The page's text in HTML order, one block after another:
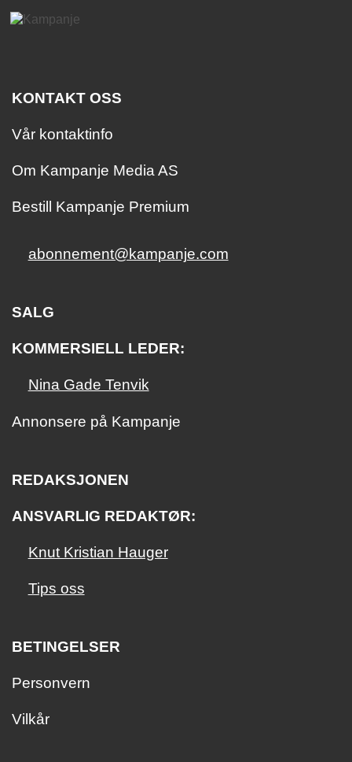
KONTAKT OSS
Vår kontaktinfo
Om Kampanje Media AS
Bestill Kampanje Premium
abonnement@kampanje.com
SALG
KOMMERSIELL LEDER:
Nina Gade Tenvik
Annonsere på Kampanje
REDAKSJONEN
ANSVARLIG REDAKTØR:
Knut Kristian Hauger
Tips oss
BETINGELSER
Personvern
Vilkår